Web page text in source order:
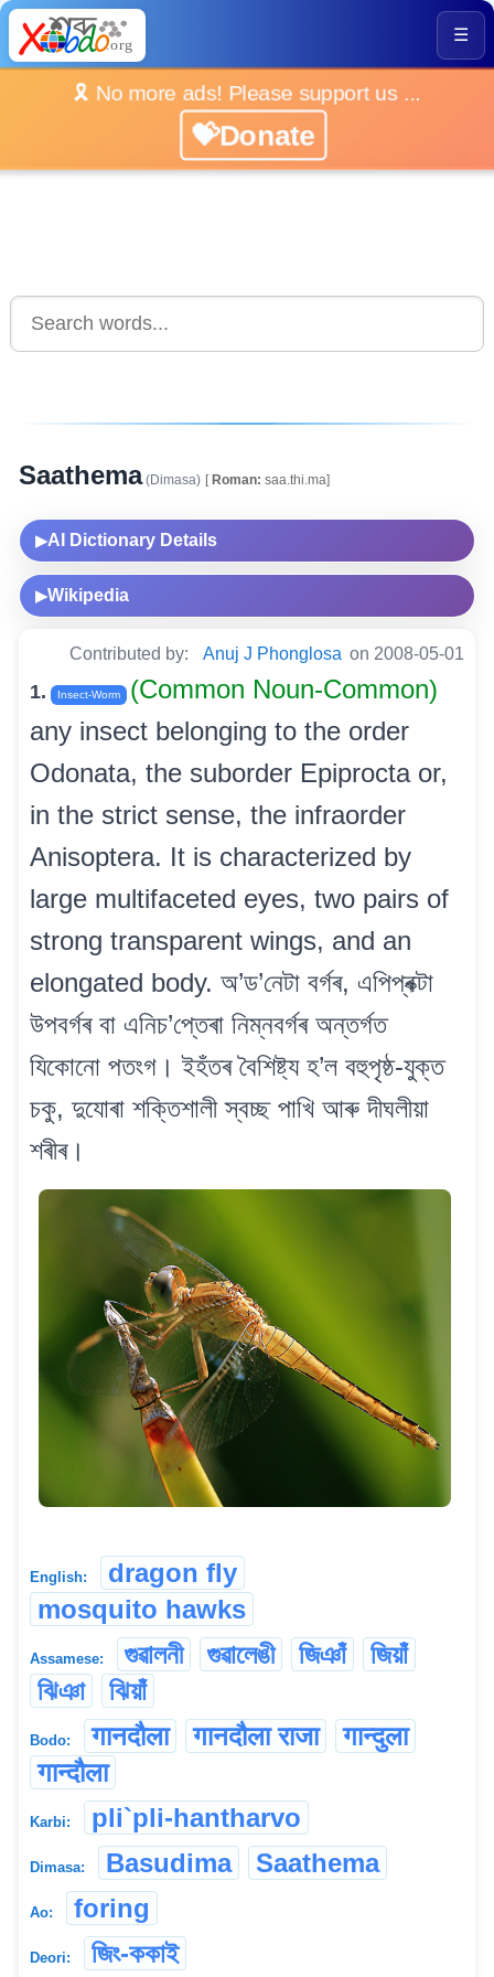
☰
🎗️ No more ads! Please support us ...
💝Donate
Saathema(Dimasa) [Roman: saa.thi.ma]
▶AI Dictionary Details
▶Wikipedia
Contributed by: Anuj J Phonglosa on 2008-05-01
1. Insect-Worm
(Common Noun-Common)
any insect belonging to the order
Odonata, the suborder Epiprocta or,
in the strict sense, the infraorder
Anisoptera. It is characterized by
large multifaceted eyes, two pairs of
strong transparent wings, and an
elongated body. অ’ড’নেটা বৰ্গৰ, এপিপ্ৰক্টা
উপবৰ্গৰ বা এনিচ’প্তেৰা নিম্নবৰ্গৰ অন্তৰ্গত
যিকোনো পতংগ। ইহঁতৰ বৈশিষ্ট্য হ’ল বহুপৃষ্ঠ-যুক্ত
চকু, দুযোৰা শক্তিশালী স্বচ্ছ পাখি আৰু দীঘলীয়া
শৰীৰ।
English:
dragon fly
mosquito hawks
Assamese: গুৱালনী গুৱালেঙী জিঞাঁ
জিয়াঁ
ঝিঞা
ঝিয়াঁ
Bodo: गानदौला गानदौला राजा
गान्दुला
गान्दौला
Karbi: pli`pli-hantharvo
Dimasa: Basudima Saathema
Ao: foring
Deori: জিং-ককাই